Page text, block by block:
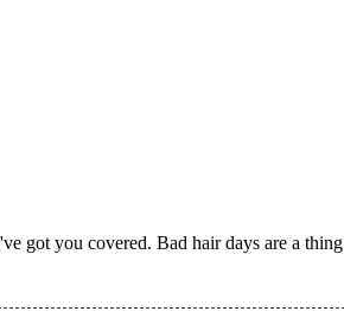
got you covered. Bad hair days are a